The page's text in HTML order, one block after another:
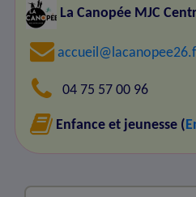
La Canopée MJC
04 75 57 00 96
Enfance et jeunesse (